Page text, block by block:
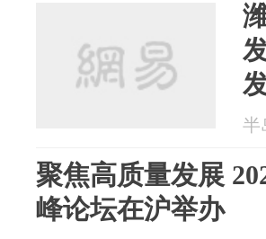
半
聚焦高质量发展
峰论坛在沪举办